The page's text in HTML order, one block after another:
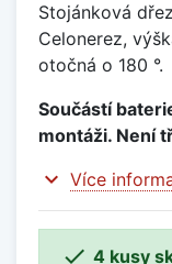
Stojánková
Celonerez,
otočná o 180 °.
Součástí
montáži. Není
expand_more Více
 4 kusy